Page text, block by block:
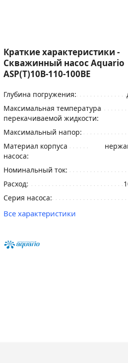
Краткие характеристики -
Скважинный насос Aquario
ASP(T)10B-110-100BE
Глубина погружения:
Максимальная температура
перекачиваемой жидкости:
Максимальный напор:
Материал корпуса
насоса:
Номинальный ток:
Расход:
Серия насоса:
Все характеристики